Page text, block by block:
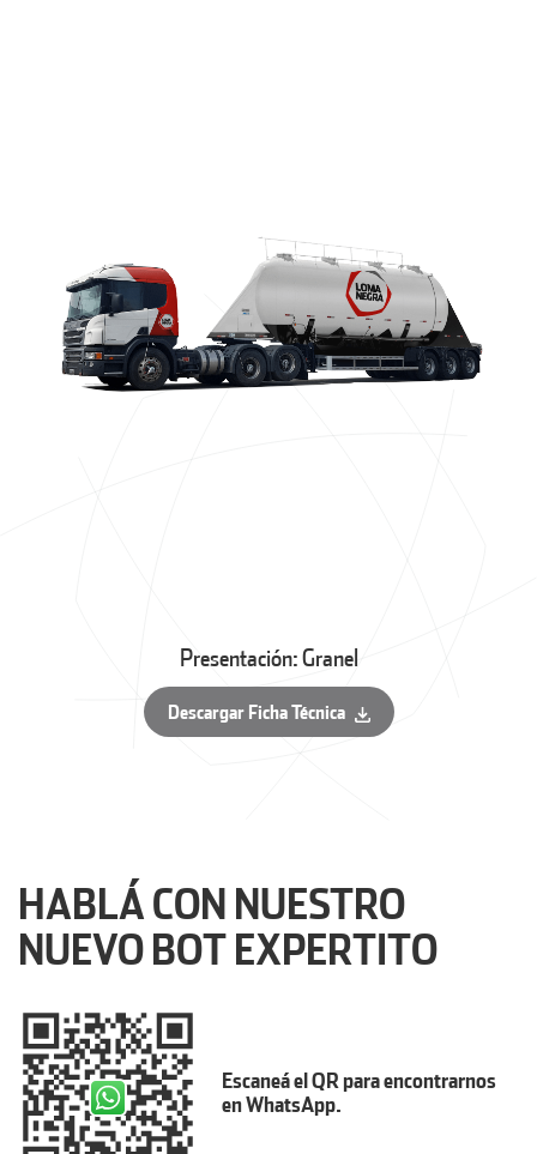
Presentación: Granel
Descargar Ficha Técnica
HABLÁ CON NUESTRO
NUEVO BOT EXPERTITO
Escaneá el QR para encontrarnos
en WhatsApp.